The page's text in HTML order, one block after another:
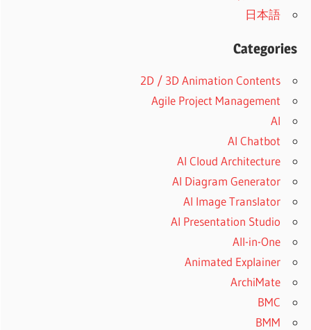
日本語
Categories
2D / 3D Animation Contents
Agile Project Management
AI
AI Chatbot
AI Cloud Architecture
AI Diagram Generator
AI Image Translator
AI Presentation Studio
All-in-One
Animated Explainer
ArchiMate
BMC
BMM